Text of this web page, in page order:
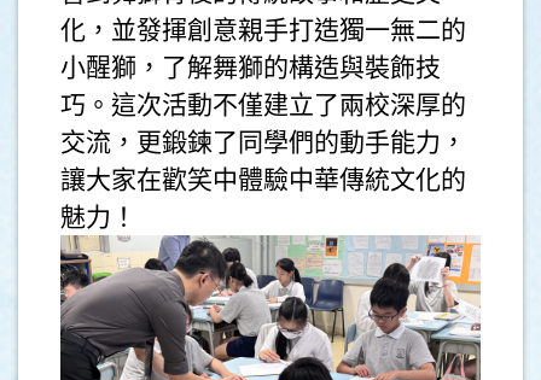
化，並發揮創意親手打造獨一無二的
小醒獅，了解舞獅的構造與裝飾技
巧。這次活動不僅建立了兩校深厚的
交流，更鍛鍊了同學們的動手能力，
讓大家在歡笑中體驗中華傳統文化的
魅力！